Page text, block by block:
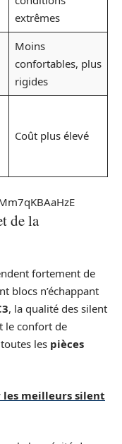
extrêmes
Moins
confortables, plus
rigides
Coût plus élevé
de la
fortement de
blocs n’échappant
, la qualité des silent
le confort de
les pièces
les meilleurs silent